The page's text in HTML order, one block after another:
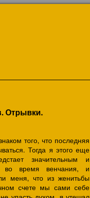
Отрывки.
того, что последняя
Тогда я этого еще
значительным и
во время венчания, и
меня, что из женитьбы
счете мы сами себе